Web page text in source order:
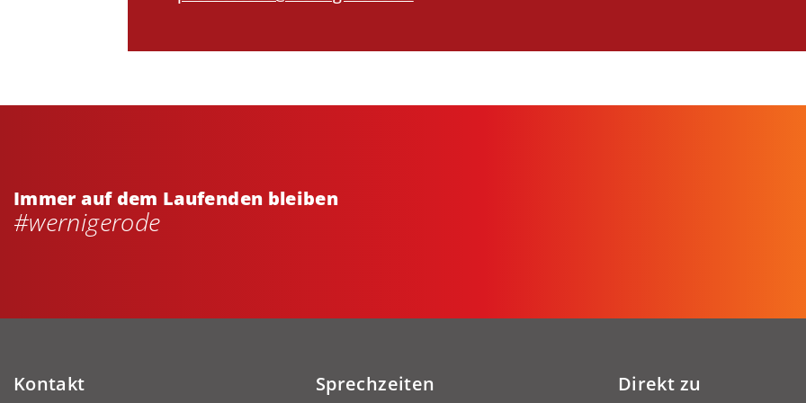
Immer auf dem Laufenden bleiben
#wernigerode
Kontakt Sprechzeiten Direkt zu